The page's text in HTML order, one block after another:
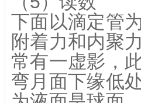
下面以滴定管
附着力和内聚
常有一虚影，
弯月面下缘低